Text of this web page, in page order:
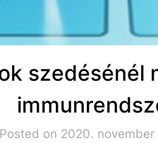
szedésénél
Posted on 2020. november